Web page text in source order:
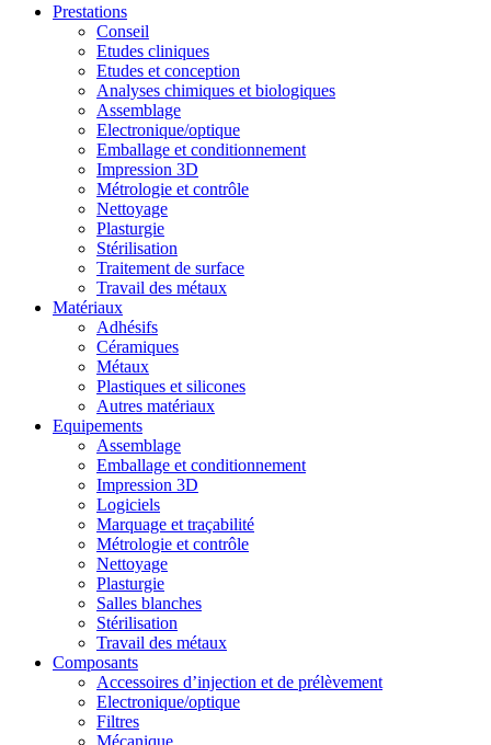
Prestations
Conseil
Etudes cliniques
Etudes et conception
Analyses chimiques et biologiques
Assemblage
Electronique/optique
Emballage et conditionnement
Impression 3D
Métrologie et contrôle
Nettoyage
Plasturgie
Stérilisation
Traitement de surface
Travail des métaux
Matériaux
Adhésifs
Céramiques
Métaux
Plastiques et silicones
Autres matériaux
Equipements
Assemblage
Emballage et conditionnement
Impression 3D
Logiciels
Marquage et traçabilité
Métrologie et contrôle
Nettoyage
Plasturgie
Salles blanches
Stérilisation
Travail des métaux
Composants
Accessoires d’injection et de prélèvement
Electronique/optique
Filtres
Mécanique